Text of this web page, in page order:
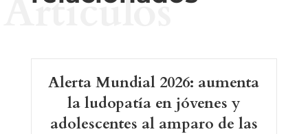
Artículos
Alerta Mundial 2026: aumenta
la ludopatía en jóvenes y
adolescentes al amparo de las